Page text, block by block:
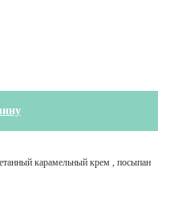
карамельный крем , посыпан